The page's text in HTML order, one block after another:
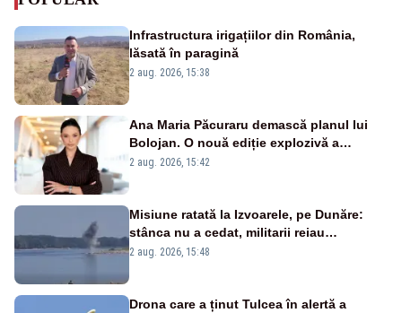
Infrastructura irigațiilor din România,
lăsată în paragină
2 aug. 2026, 15:38
Ana Maria Păcuraru demască planul lui
Bolojan. O nouă ediție explozivă a
emisiunii „Miza Zilei” la Realitatea PLUS
2 aug. 2026, 15:42
Misiune ratată la Izvoarele, pe Dunăre:
stânca nu a cedat, militarii reiau
detonările luni – VIDEO
2 aug. 2026, 15:48
Drona care a ținut Tulcea în alertă a